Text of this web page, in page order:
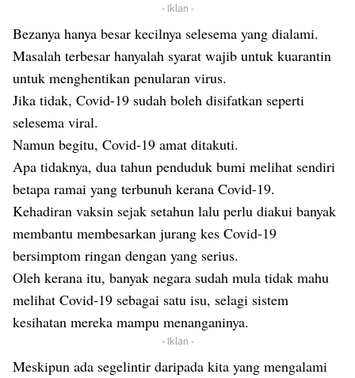
- Iklan -
Bezanya hanya besar kecilnya selesema yang dialami.
Masalah terbesar hanyalah syarat wajib untuk kuarantin
untuk menghentikan penularan virus.
Jika tidak, Covid-19 sudah boleh disifatkan seperti
selesema viral.
Namun begitu, Covid-19 amat ditakuti.
Apa tidaknya, dua tahun penduduk bumi melihat sendiri
betapa ramai yang terbunuh kerana Covid-19.
Kehadiran vaksin sejak setahun lalu perlu diakui banyak
membantu membesarkan jurang kes Covid-19
bersimptom ringan dengan yang serius.
Oleh kerana itu, banyak negara sudah mula tidak mahu
melihat Covid-19 sebagai satu isu, selagi sistem
kesihatan mereka mampu menanganinya.
- Iklan -
Meskipun ada segelintir daripada kita yang mengalami